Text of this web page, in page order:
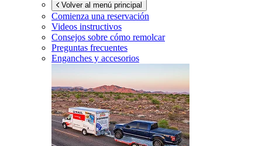
Volver al menú principal
Comienza una reservación
Videos instructivos
Consejos sobre cómo remolcar
Preguntas frecuentes
Enganches y accesorios